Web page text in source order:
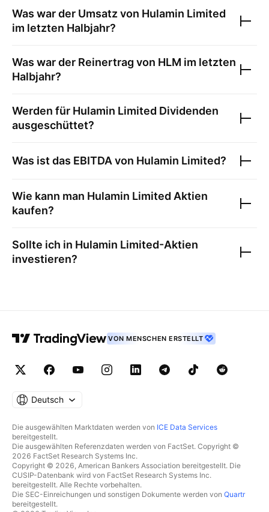
Was war der Umsatz von Hulamin Limited
im letzten Halbjahr?
Was war der Reinertrag von HLM im letzten
Halbjahr?
Werden für Hulamin Limited Dividenden
ausgeschüttet?
Was ist das EBITDA von Hulamin Limited?
Wie kann man Hulamin Limited Aktien
kaufen?
Sollte ich in Hulamin Limited-Aktien
investieren?
VON MENSCHEN ERSTELLT
Deutsch
Die ausgewählten Marktdaten werden von ICE Data Services
bereitgestellt.
Die ausgewählten Referenzdaten werden von FactSet. Copyright ©
2026 FactSet Research Systems Inc.
Copyright © 2026, American Bankers Association bereitgestellt. Die
CUSIP-Datenbank wird von FactSet Research Systems Inc.
bereitgestellt. Alle Rechte vorbehalten.
Die SEC-Einreichungen und sonstigen Dokumente werden von Quartr
bereitgestellt.